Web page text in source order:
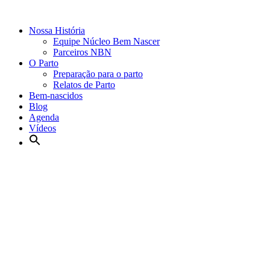
Nossa História
Equipe Núcleo Bem Nascer
Parceiros NBN
O Parto
Preparação para o parto
Relatos de Parto
Bem-nascidos
Blog
Agenda
Vídeos